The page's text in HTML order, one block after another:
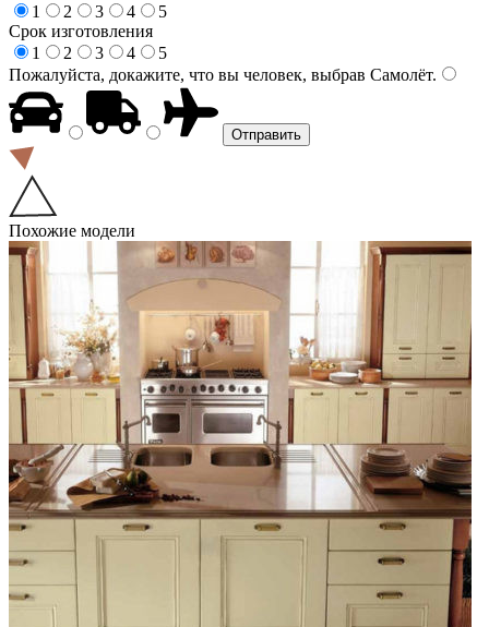
1
2 3 4
5
Срок изготовления
1
2 3 4
5
Пожалуйста, докажите, что вы человек, выбрав Самолёт.
Похожие модели